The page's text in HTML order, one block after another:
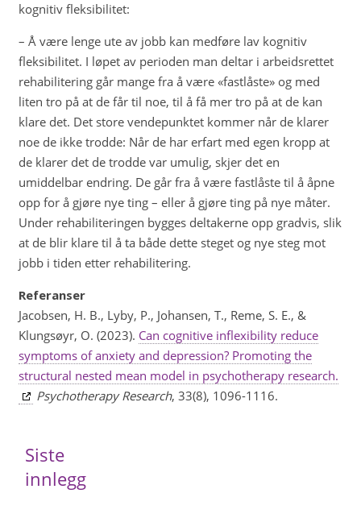
kognitiv fleksibilitet:
– Å være lenge ute av jobb kan medføre lav kognitiv
fleksibilitet. I løpet av perioden man deltar i arbeidsrettet
rehabilitering går mange fra å være «fastlåste» og med
liten tro på at de får til noe, til å få mer tro på at de kan
klare det. Det store vendepunktet kommer når de klarer
noe de ikke trodde: Når de har erfart med egen kropp at
de klarer det de trodde var umulig, skjer det en
umiddelbar endring. De går fra å være fastlåste til å åpne
opp for å gjøre nye ting – eller å gjøre ting på nye måter.
Under rehabiliteringen bygges deltakerne opp gradvis, slik
at de blir klare til å ta både dette steget og nye steg mot
jobb i tiden etter rehabilitering.
Referanser
Jacobsen, H. B., Lyby, P., Johansen, T., Reme, S. E., &
Klungsøyr, O. (2023). Can cognitive inflexibility reduce
symptoms of anxiety and depression? Promoting the
structural nested mean model in psychotherapy research.
Psychotherapy Research, 33(8), 1096-1116.
Siste
innlegg